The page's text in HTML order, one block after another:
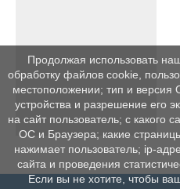
Продолжая использовать
обработку файлов cookie,
местоположении; тип и версия
устройства и разрешение его
на сайт пользователь; с какого
ОС и Браузера; какие
нажимает пользователь; ip-
сайта и проведения
Если вы не хотите, чтобы